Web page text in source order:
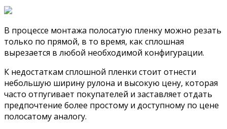
В процессе монтажа полосатую пленку можно резать
только по прямой, в то время, как сплошная
вырезается в любой необходимой конфигурации.
К недостаткам сплошной пленки стоит отнести
небольшую ширину рулона и высокую цену, которая
часто отпугивает покупателей и заставляет отдать
предпочтение более простому и доступному по цене
полосатому аналогу.